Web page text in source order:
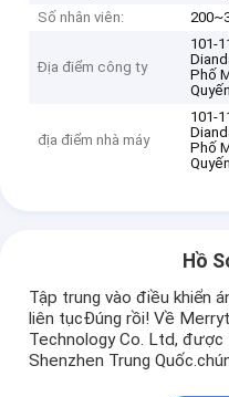
Số nhân viên:
Địa điểm công ty
101-
Phố
Quyến
địa điểm nhà máy
101-
Phố
Quyến
Hồ
Tập trung vào điều khiển
liên tụcĐúng rồi! Về
Technology Co. Ltd,
Shenzhen Trung